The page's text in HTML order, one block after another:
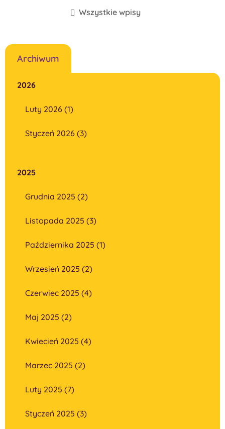
Wszystkie wpisy
Archiwum
2026
Luty 2026 (1)
Styczeń 2026 (3)
2025
Grudnia 2025 (2)
Listopada 2025 (3)
Października 2025 (1)
Wrzesień 2025 (2)
Czerwiec 2025 (4)
Maj 2025 (2)
Kwiecień 2025 (4)
Marzec 2025 (2)
Luty 2025 (7)
Styczeń 2025 (3)